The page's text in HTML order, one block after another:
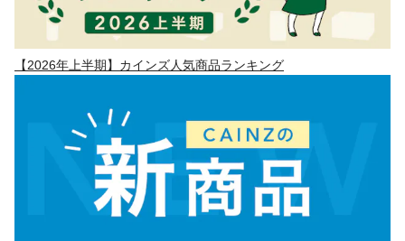
【2026年上半期】カインズ人気商品ランキング